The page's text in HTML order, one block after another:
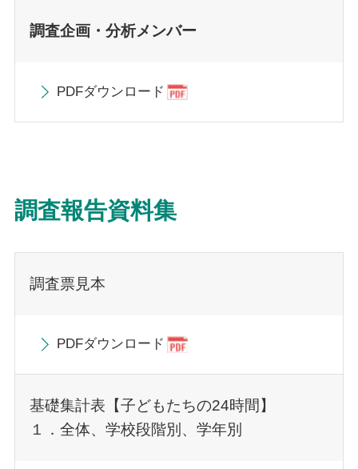
調査企画・分析メンバー
PDFダウンロード
調査報告資料集
調査票見本
PDFダウンロード
基礎集計表【子どもたちの24時間】
１．全体、学校段階別、学年別